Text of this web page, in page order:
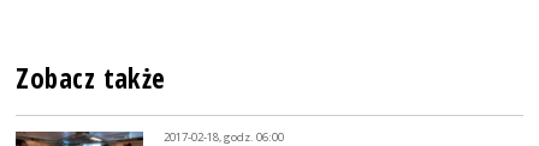
Zobacz także
2017-02-18, godz. 06:00